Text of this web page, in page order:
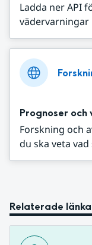
Ladda ner API
vädervarningar
Prognoser och
Forskning och
du ska veta vad
Relaterade